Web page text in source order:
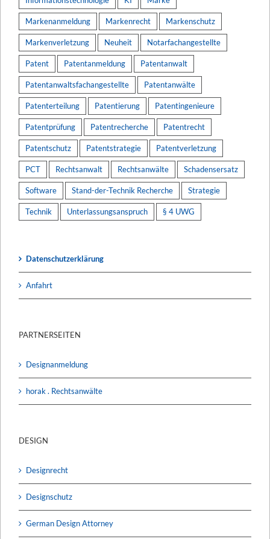
Markenanmeldung Markenrecht Markenschutz
Markenverletzung Neuheit Notarfachangestellte
Patent Patentanmeldung Patentanwalt
Patentanwaltsfachangestellte Patentanwälte
Patenterteilung Patentierung Patentingenieure
Patentprüfung Patentrecherche Patentrecht
Patentschutz Patentstrategie Patentverletzung
PCT Rechtsanwalt Rechtsanwälte Schadensersatz
Software Stand-der-Technik Recherche Strategie
Technik Unterlassungsanspruch § 4 UWG
Datenschutzerklärung
Anfahrt
PARTNERSEITEN
Designanmeldung
horak . Rechtsanwälte
DESIGN
Designrecht
Designschutz
German Design Attorney